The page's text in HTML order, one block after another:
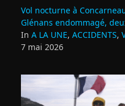
Vol nocturne à
Glénans endommagé,
In A LA UNE, ACCIDENTS,
7 mai 2026